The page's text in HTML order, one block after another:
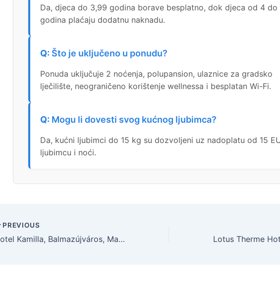
Da, djeca do 3,99 godina borave besplatno, dok djeca od 4 do
godina plaćaju dodatnu naknadu.
Što je uključeno u ponudu?
Ponuda uključuje 2 noćenja, polupansion, ulaznice za gradsko
lječilište, neograničeno korištenje wellnessa i besplatan Wi-Fi.
Mogu li dovesti svog kućnog ljubimca?
Da, kućni ljubimci do 15 kg su dozvoljeni uz nadoplatu od 15
ljubimcu i noći.
PREVIOUS
Hotel Kamilla, Balmazújváros, Mađarska – 250 EUR – 2x noćenje u Standard sobi za 2 osobe, Polupansion (bogat buffet doručak i buffet ili a la carte večera) – Akcija